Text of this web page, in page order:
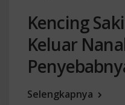
Kencing
Keluar
Selengkapnya